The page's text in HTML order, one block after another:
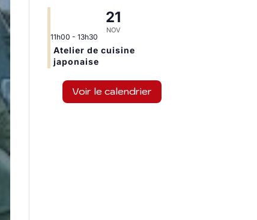
21
NOV
11h00 - 13h30
Atelier de cuisine
japonaise
Voir le calendrier